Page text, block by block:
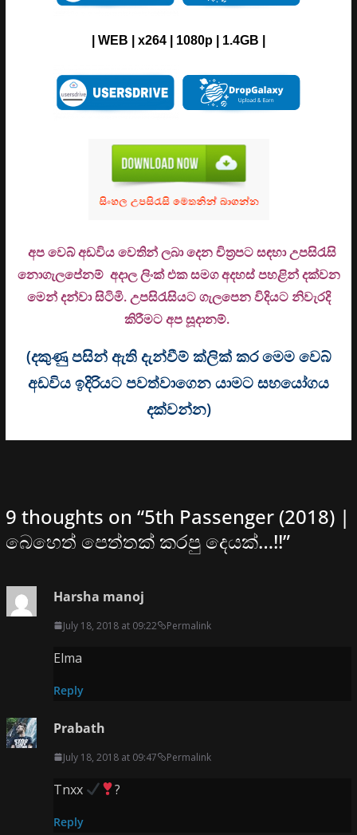
| WEB | x264 | 1080p | 1.4GB |
අප වෙබ් අඩවිය වෙතින් ලබා දෙන චිත්‍රපට සඳහා උපසිරැසි
නොගැලපේනම් අදාල ලිංක් එක සමග අදහස් පහළින් දක්වන
මෙන් දන්වා සිටිමි. උපසිරැසියට ගැලපෙන විදියට නිවැරදි
කිරීමට අප සූදානම්.
(දකුණු පසින් ඇති දැන්වීම් ක්ලික් කර මෙම වෙබ්
අඩවිය ඉදිරියට පවත්වාගෙන යාමට සහයෝගය
දක්වන්න)
9 thoughts on “5th Passenger (2018) |
බෙහෙත් පෙත්තක් කරපු දෙයක්…!!”
Harsha manoj
July 18, 2018 at 09:22 Permalink
Elma
Reply
Prabath
July 18, 2018 at 09:47 Permalink
Tnxx ?
Reply